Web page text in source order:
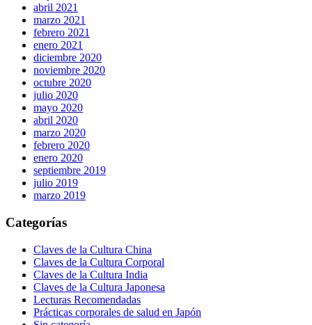
abril 2021
marzo 2021
febrero 2021
enero 2021
diciembre 2020
noviembre 2020
octubre 2020
julio 2020
mayo 2020
abril 2020
marzo 2020
febrero 2020
enero 2020
septiembre 2019
julio 2019
marzo 2019
Categorías
Claves de la Cultura China
Claves de la Cultura Corporal
Claves de la Cultura India
Claves de la Cultura Japonesa
Lecturas Recomendadas
Prácticas corporales de salud en Japón